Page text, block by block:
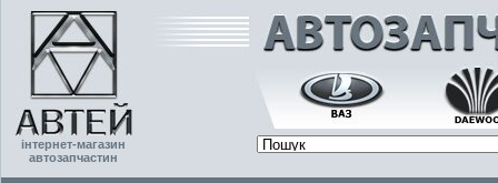
інтернет-магазин
автозапчастин